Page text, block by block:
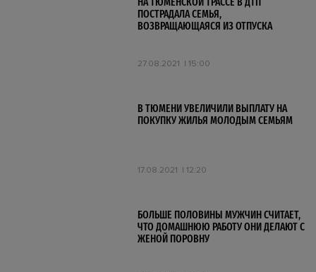
ПОСТРАДАЛА СЕМЬЯ,
ВОЗВРАЩАЮЩАЯСЯ ИЗ ОТПУСКА
27.08.2021 15:00
В ТЮМЕНИ УВЕЛИЧИЛИ ВЫПЛАТУ НА
ПОКУПКУ ЖИЛЬЯ МОЛОДЫМ СЕМЬЯМ
17.08.2021 12:20
БОЛЬШЕ ПОЛОВИНЫ МУЖЧИН СЧИТАЕТ,
ЧТО ДОМАШНЮЮ РАБОТУ ОНИ ДЕЛАЮТ С
ЖЕНОЙ ПОРОВНУ